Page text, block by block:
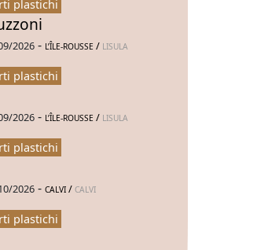
plastichi
2026 - L’ÎLE-ROUSSE / LISULA
plastichi
2026 - L’ÎLE-ROUSSE / LISULA
plastichi
2026 - CALVI / CALVI
plastichi